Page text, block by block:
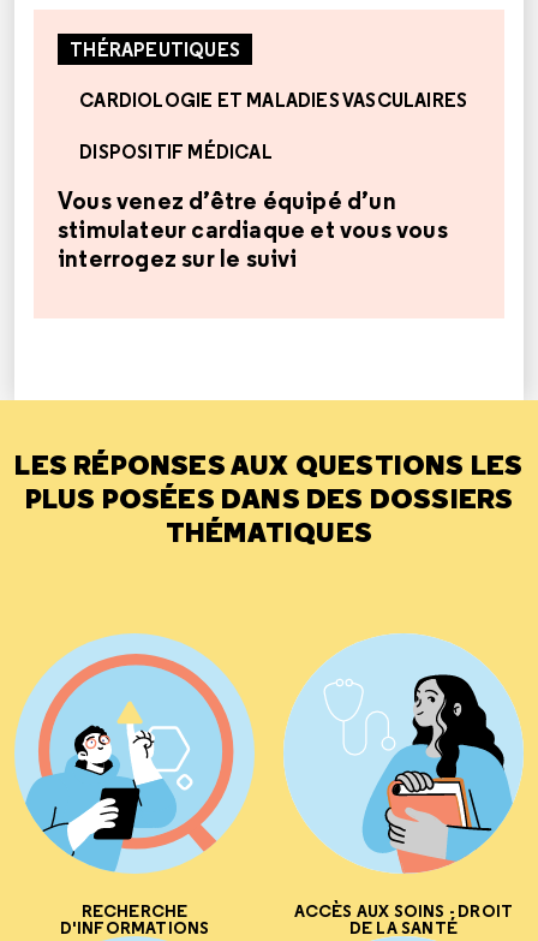
THÉRAPEUTIQUES
CARDIOLOGIE ET MALADIES VASCULAIRES
DISPOSITIF MÉDICAL
Vous venez d’être équipé d’un
stimulateur cardiaque et vous vous
interrogez sur le suivi
LES RÉPONSES AUX QUESTIONS LES
PLUS POSÉES DANS DES DOSSIERS
THÉMATIQUES
RECHERCHE
D'INFORMATIONS
ACCÈS AUX SOINS - DROIT
DE LA SANTÉ